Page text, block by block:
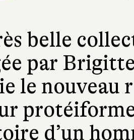
belle
par
le nouveau
d’un